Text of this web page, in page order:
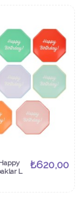
L
₺620,00